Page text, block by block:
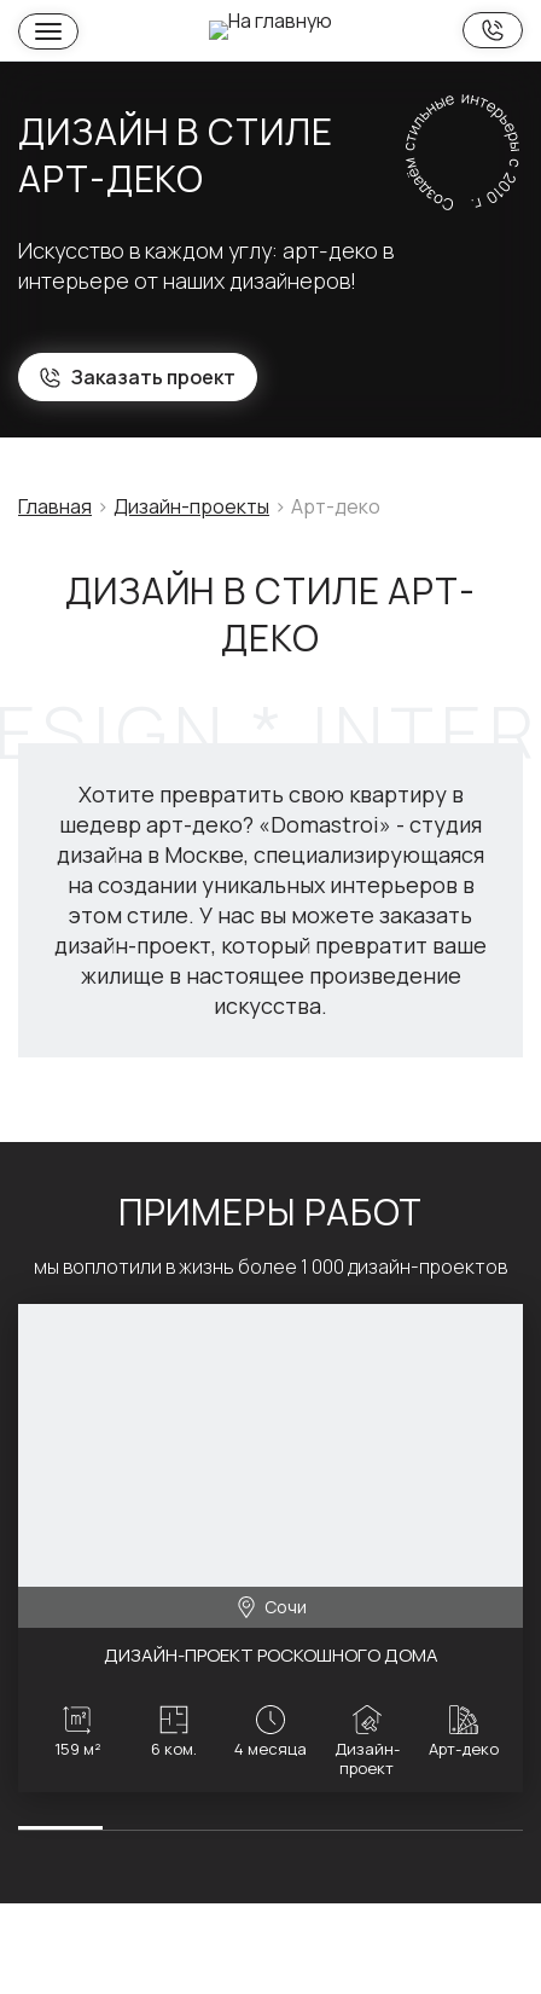
ДИЗАЙН В СТИЛЕ
АРТ-ДЕКО
Искусство в каждом углу: арт-деко в
интерьере от наших дизайнеров!
Заказать проект
Главная Дизайн-проекты Арт-деко
ДИЗАЙН В СТИЛЕ АРТ-
ДЕКО
Хотите превратить свою квартиру в
шедевр арт-деко? «Domastroi» - студия
дизайна в Москве, специализирующаяся
на создании уникальных интерьеров в
этом стиле. У нас вы можете заказать
дизайн-проект, который превратит ваше
жилище в настоящее произведение
искусства.
ПРИМЕРЫ РАБОТ
мы воплотили в жизнь более 1 000 дизайн-проектов
ДИЗАЙН-ПРОЕКТ РОСКОШНОГО ДОМА
Сочи
159 м² 6 ком. 4 месяца
Дизайн-
проект
Арт-деко